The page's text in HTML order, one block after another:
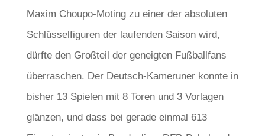
Maxim Choupo-Moting zu einer der absoluten
Schlüsselfiguren der laufenden Saison wird,
dürfte den Großteil der geneigten Fußballfans
überraschen. Der Deutsch-Kameruner konnte in
bisher 13 Spielen mit 8 Toren und 3 Vorlagen
glänzen, und dass bei gerade einmal 613